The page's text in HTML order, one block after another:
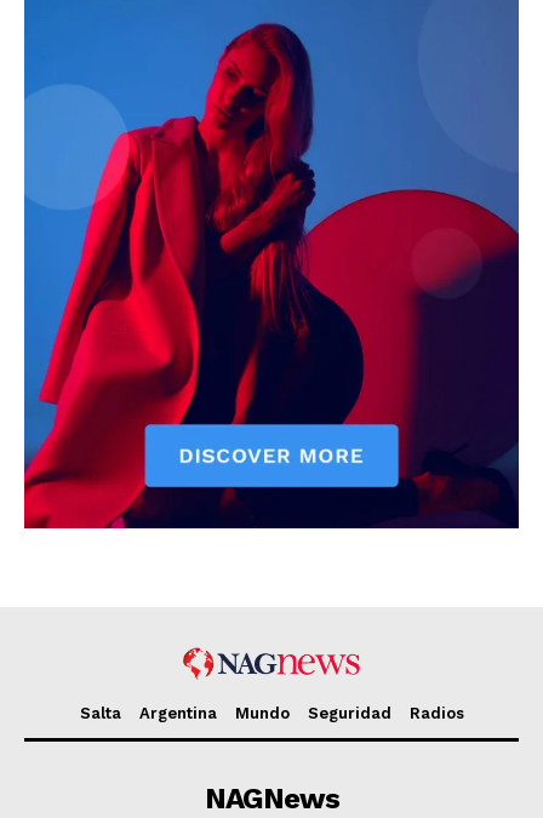
Salta Argentina Mundo Seguridad Radios
NAGNews